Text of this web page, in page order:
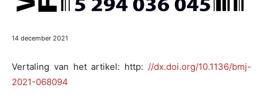
14 december 2021
Vertaling van het artikel: http: //dx.doi.org/10.1136/bmj-
2021-068094